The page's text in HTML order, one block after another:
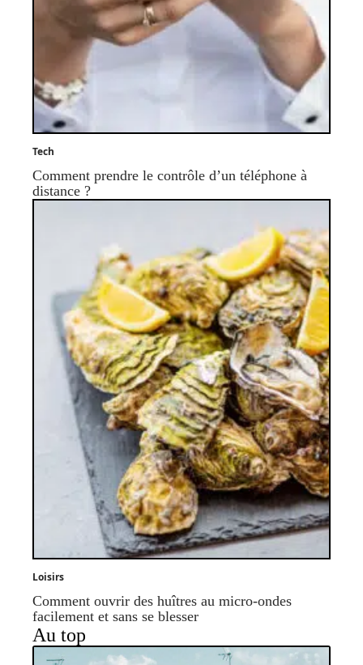
Tech
Comment prendre le contrôle d’un téléphone à
distance ?
Loisirs
Comment ouvrir des huîtres au micro-ondes
facilement et sans se blesser
Au top